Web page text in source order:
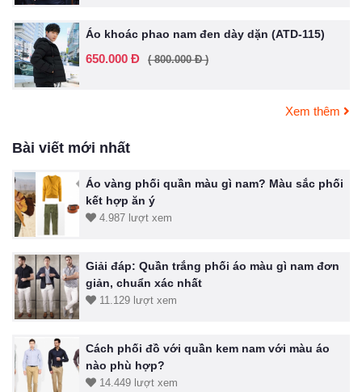
Áo khoác phao nam đen dày dặn (ATD-115)
650.000 Đ ( 800.000 Đ )
Xem thêm
Bài viết mới nhất
Áo vàng phối quần màu gì nam? Màu sắc phối
kết hợp ăn ý
4.987 lượt xem
Giải đáp: Quần trắng phối áo màu gì nam đơn
giản, chuẩn xác nhất
11.129 lượt xem
Cách phối đồ với quần kem nam với màu áo
nào phù hợp?
14.449 lượt xem